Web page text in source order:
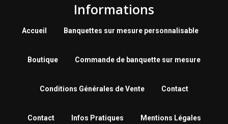
Informations
Accueil Banquettes sur mesure personnalisable
Boutique Commande de banquette sur mesure
Conditions Générales de Vente Contact
Contact Infos Pratiques Mentions Légales